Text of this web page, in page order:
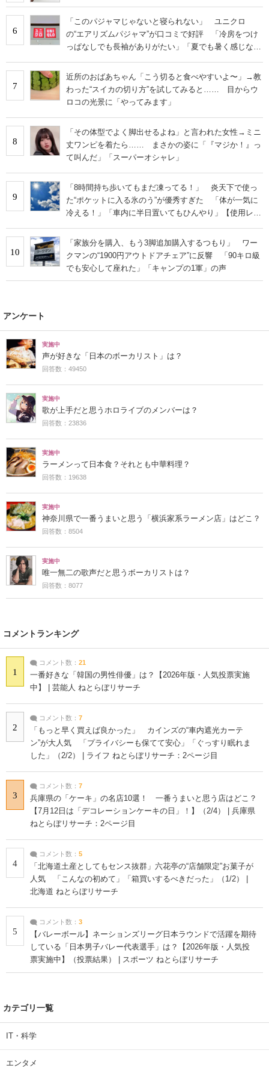
6
「このパジャマじゃないと寝られない」 ユニクロ
の“エアリズムパジャマ”が口コミで好評 「冷房をつけ
っぱなしでも長袖がありがたい」「夏でも暑く感じな
7
近所のおばあちゃん「こう切ると食べやすいよ〜」→教
わった“スイカの切り方”を試してみると…… 目からウ
ロコの光景に「やってみます」
8
「その体型でよく脚出せるよね」と言われた女性→ミニ
丈ワンピを着たら…… まさかの姿に「『マジか！』っ
て叫んだ」「スーパーオシャレ」
9
「8時間持ち歩いてもまだ凍ってる！」 炎天下で使っ
た“ポケットに入る氷のう”が優秀すぎた 「体が一気に
冷える！」「車内に半日置いてもひんやり」【使用レビ
10
「家族分を購入、もう3脚追加購入するつもり」 ワー
クマンの“1900円アウトドアチェア”に反響 「90キロ級
でも安心して座れた」「キャンプの1軍」の声
アンケート
実施中
声が好きな「日本のボーカリスト」は？
回答数：49450
実施中
歌が上手だと思うホロライブのメンバーは？
回答数：23836
実施中
ラーメンって日本食？それとも中華料理？
回答数：19638
実施中
神奈川県で一番うまいと思う「横浜家系ラーメン店」はどこ？
回答数：8504
実施中
唯一無二の歌声だと思うボーカリストは？
回答数：8077
コメントランキング
1
コメント数： 21
一番好きな「韓国の男性俳優」は？【2026年版・人気投票実施
中】 | 芸能人 ねとらぼリサーチ
2
コメント数： 7
「もっと早く買えば良かった」 カインズの“車内遮光カーテ
ン”が大人気 「プライバシーも保てて安心」「ぐっすり眠れま
した」（2/2） | ライフ ねとらぼリサーチ：2ページ目
3
コメント数： 7
兵庫県の「ケーキ」の名店10選！ 一番うまいと思う店はどこ？
【7月12日は「デコレーションケーキの日」！】（2/4） | 兵庫県
ねとらぼリサーチ：2ページ目
4
コメント数： 5
「北海道土産としてもセンス抜群」六花亭の“店舗限定”お菓子が
人気 「こんなの初めて」「箱買いするべきだった」（1/2） |
北海道 ねとらぼリサーチ
5
コメント数： 3
【バレーボール】ネーションズリーグ日本ラウンドで活躍を期待
している「日本男子バレー代表選手」は？【2026年版・人気投
票実施中】（投票結果） | スポーツ ねとらぼリサーチ
カテゴリ一覧
IT・科学
エンタメ